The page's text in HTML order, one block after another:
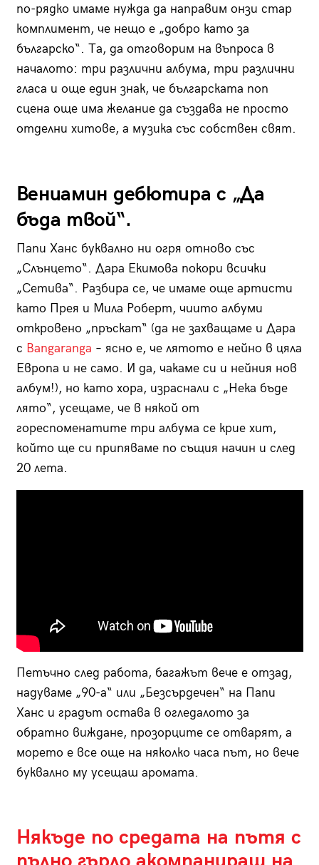
по-рядко имаме нужда да направим онзи стар
комплимент, че нещо е „добро като за
българско“. Та, да отговорим на въпроса в
началото: три различни албума, три различни
гласа и още един знак, че българската поп
сцена още има желание да създава не просто
отделни хитове, а музика със собствен свят.
Вениамин дебютира с „Да
бъда твой“.
Папи Ханс буквално ни огря отново със
„Слънцето“. Дара Екимова покори всички
„Сетива“. Разбира се, че имаме още артисти
като Прея и Мила Роберт, чиито албуми
откровено „пръскат“ (да не захващаме и Дара
с Bangaranga – ясно е, че лятото е нейно в цяла
Европа и не само. И да, чакаме си и нейния нов
албум!), но като хора, израснали с „Нека бъде
лято“, усещаме, че в някой от
гореспоменатите три албума се крие хит,
който ще си припяваме по същия начин и след
20 лета.
Петъчно след работа, багажът вече е отзад,
надуваме „90-а“ или „Безсърдечен“ на Папи
Ханс и градът остава в огледалото за
обратно виждане, прозорците се отварят, а
морето е все още на няколко часа път, но вече
буквално му усещаш аромата.
Някъде по средата на пътя с